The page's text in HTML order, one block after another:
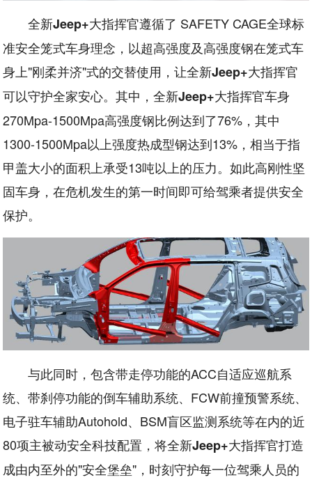
全新Jeep+大指挥官遵循了 SAFETY CAGE全球标
准安全笼式车身理念，以超高强度及高强度钢在笼式车
身上"刚柔并济"式的交替使用，让全新Jeep+大指挥官
可以守护全家安心。其中，全新Jeep+大指挥官车身
270Mpa-1500Mpa高强度钢比例达到了76%，其中
1300-1500Mpa以上强度热成型钢达到13%，相当于指
甲盖大小的面积上承受13吨以上的压力。如此高刚性坚
固车身，在危机发生的第一时间即可给驾乘者提供安全
保护。
与此同时，包含带走停功能的ACC自适应巡航系
统、带刹停功能的倒车辅助系统、FCW前撞预警系统、
电子驻车辅助Autohold、BSM盲区监测系统等在内的近
80项主被动安全科技配置，将全新Jeep+大指挥官打造
成由内至外的"安全堡垒"，时刻守护每一位驾乘人员的